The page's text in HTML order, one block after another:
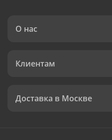
О нас
Клиентам
Доставка в Москве